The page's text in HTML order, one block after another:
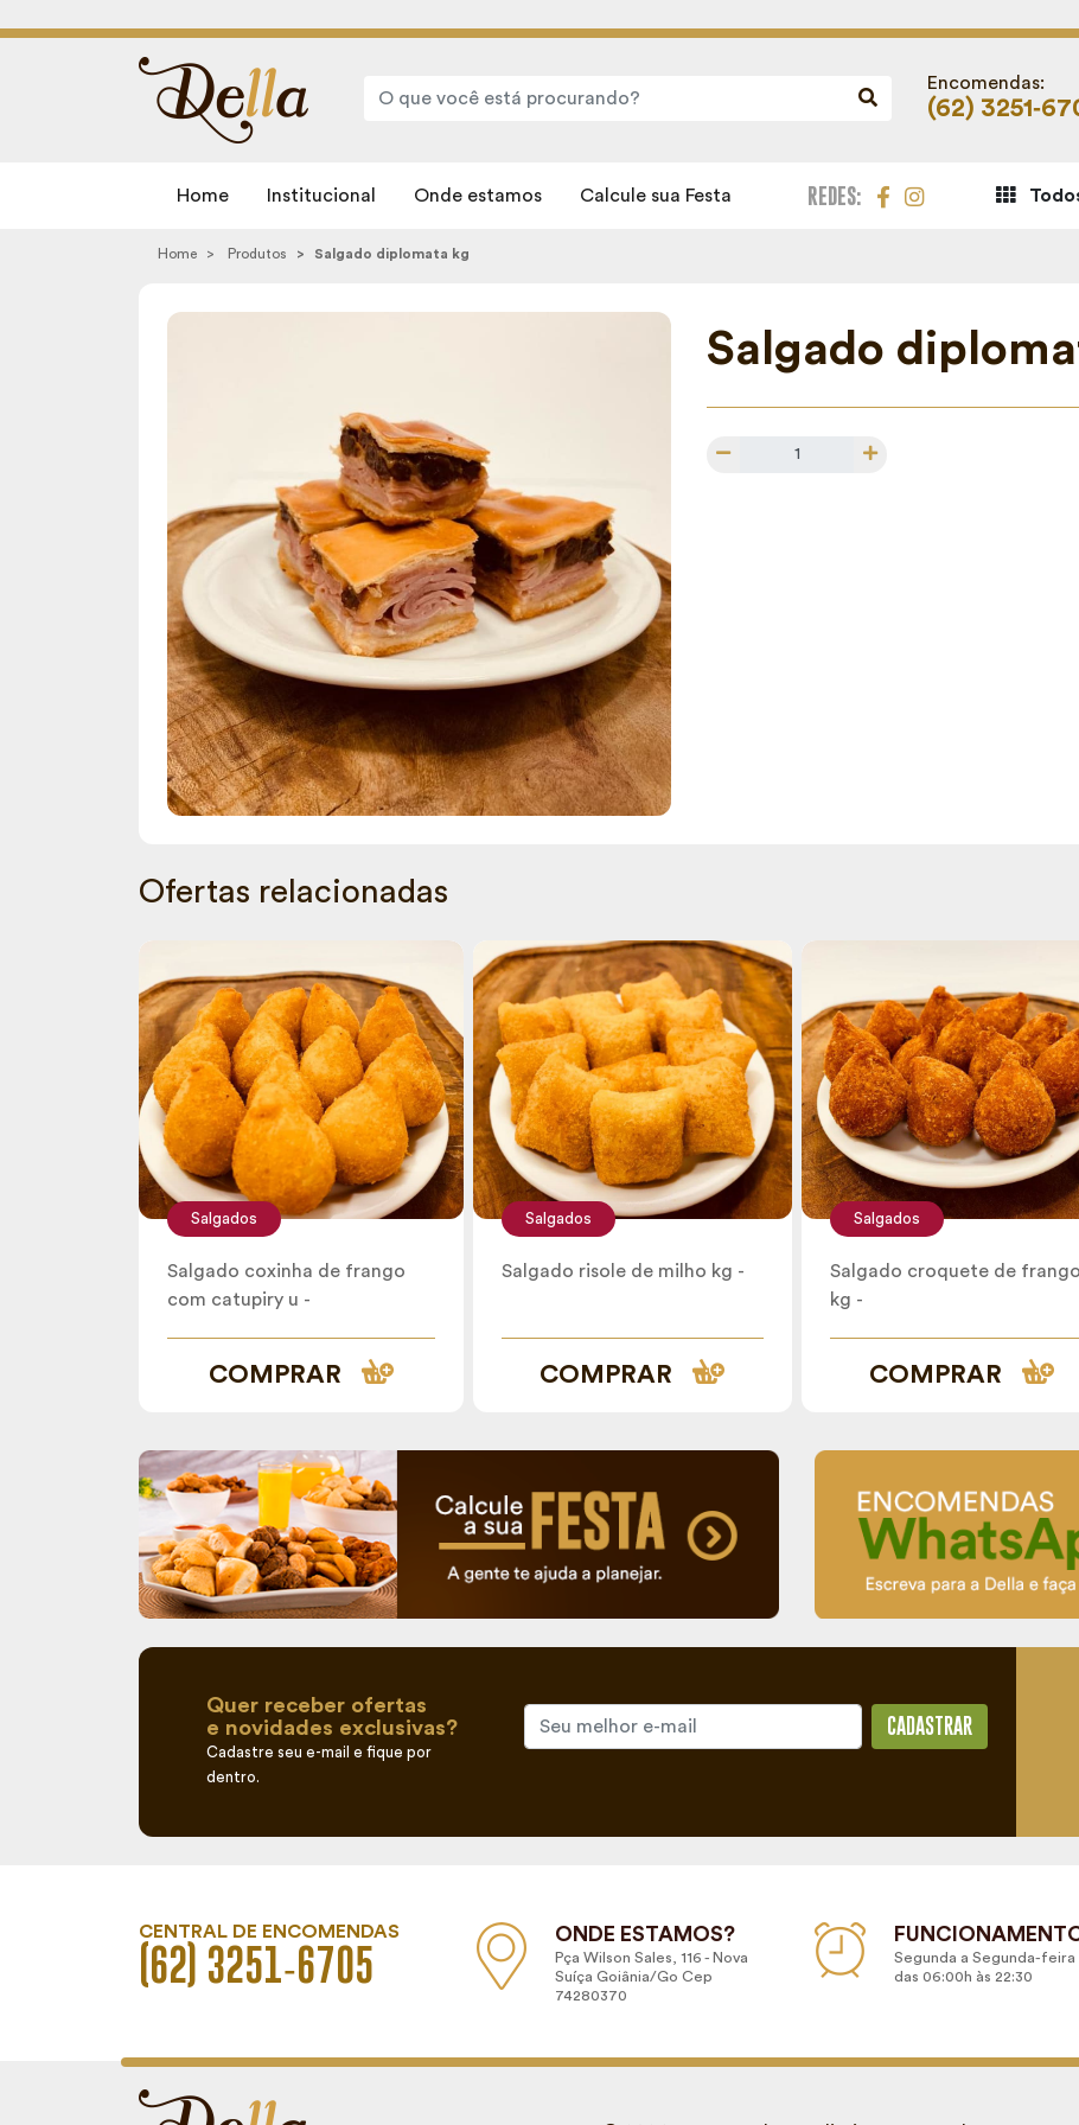
Encomendas:
(62)
Home Institucional Onde estamos Calcule sua Festa REDES:
Home Produtos Salgado diplomata kg
Salgado
Ofertas relacionadas
Salgados
Salgado coxinha de frango
com catupiry u -
COMPRAR
Salgados
Salgado risole de milho kg -
COMPRAR
Salgados
Salgado croquete de frango
kg -
COMPRAR
Quer receber ofertas
e novidades exclusivas?
Cadastre seu e-mail e fique por
dentro.
CADASTRAR
CENTRAL DE ENCOMENDAS
(62) 3251‑6705
ONDE ESTAMOS?
Pça Wilson Sales, 116 - Nova
Suíça Goiânia/Go Cep
74280370
Segunda a Segunda-feira
das 06:00h às 22:30